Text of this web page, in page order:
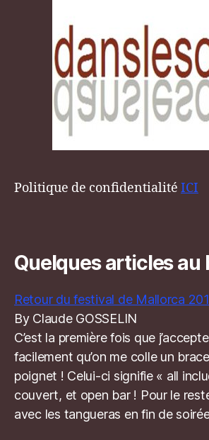
Politique de confidentialité ICI
Quelques articles au
Retour du festival de Mallorca
By Claude GOSSELIN
C’est la première fois que
facilement qu’on me colle un
poignet ! Celui-ci signifie « all
couvert, et open bar ! Pour le
avec les tangueras en fin de